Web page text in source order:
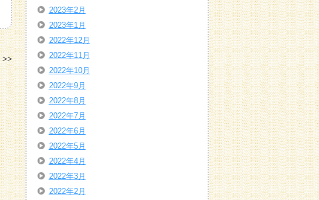
2023年2月
2023年1月
2022年12月
2022年11月
2022年10月
2022年9月
2022年8月
2022年7月
2022年6月
2022年5月
2022年4月
2022年3月
2022年2月